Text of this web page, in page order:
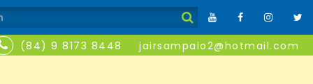
(84) 9 8173 8448 jairsampaio2@hotmail.com